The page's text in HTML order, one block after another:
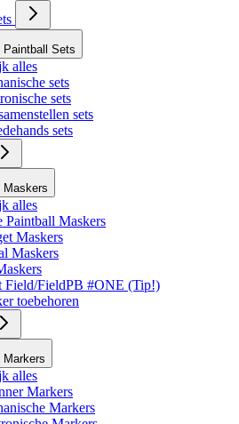
Paintball Sets
alles
sets
sets
sets
sets
Maskers
alles
Paintball Maskers
Maskers
Maskers
Field/FieldPB #ONE (Tip!)
toebehoren
Markers
alles
Markers
Markers